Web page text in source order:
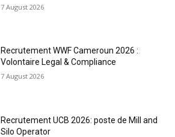
7 August 2026
Recrutement WWF Cameroun 2026 :
Volontaire Legal & Compliance
7 August 2026
Recrutement UCB 2026: poste de Mill and
Silo Operator